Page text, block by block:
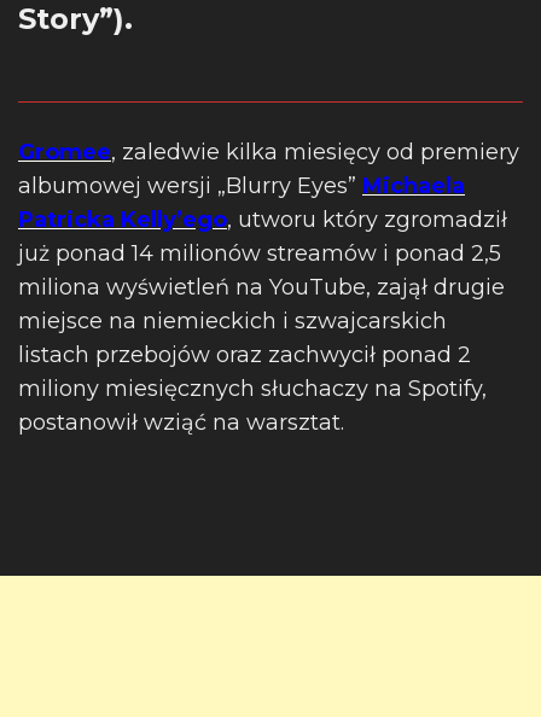
Story”).
Gromee, zaledwie kilka miesięcy od premiery
albumowej wersji „Blurry Eyes” Michaela
Patricka Kelly’ego, utworu który zgromadził
już ponad 14 milionów streamów i ponad 2,5
miliona wyświetleń na YouTube, zajął drugie
miejsce na niemieckich i szwajcarskich
listach przebojów oraz zachwycił ponad 2
miliony miesięcznych słuchaczy na Spotify,
postanowił wziąć na warsztat.